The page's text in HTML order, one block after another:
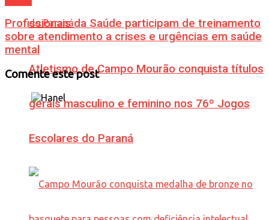
Atletismo de Campo Mourão conquista títulos
gerais masculino e feminino nos 76º Jogos
Escolares do Paraná
Profissionais da Saúde participam de treinamento
sobre atendimento a crises e urgências em saúde
mental
Comente este post